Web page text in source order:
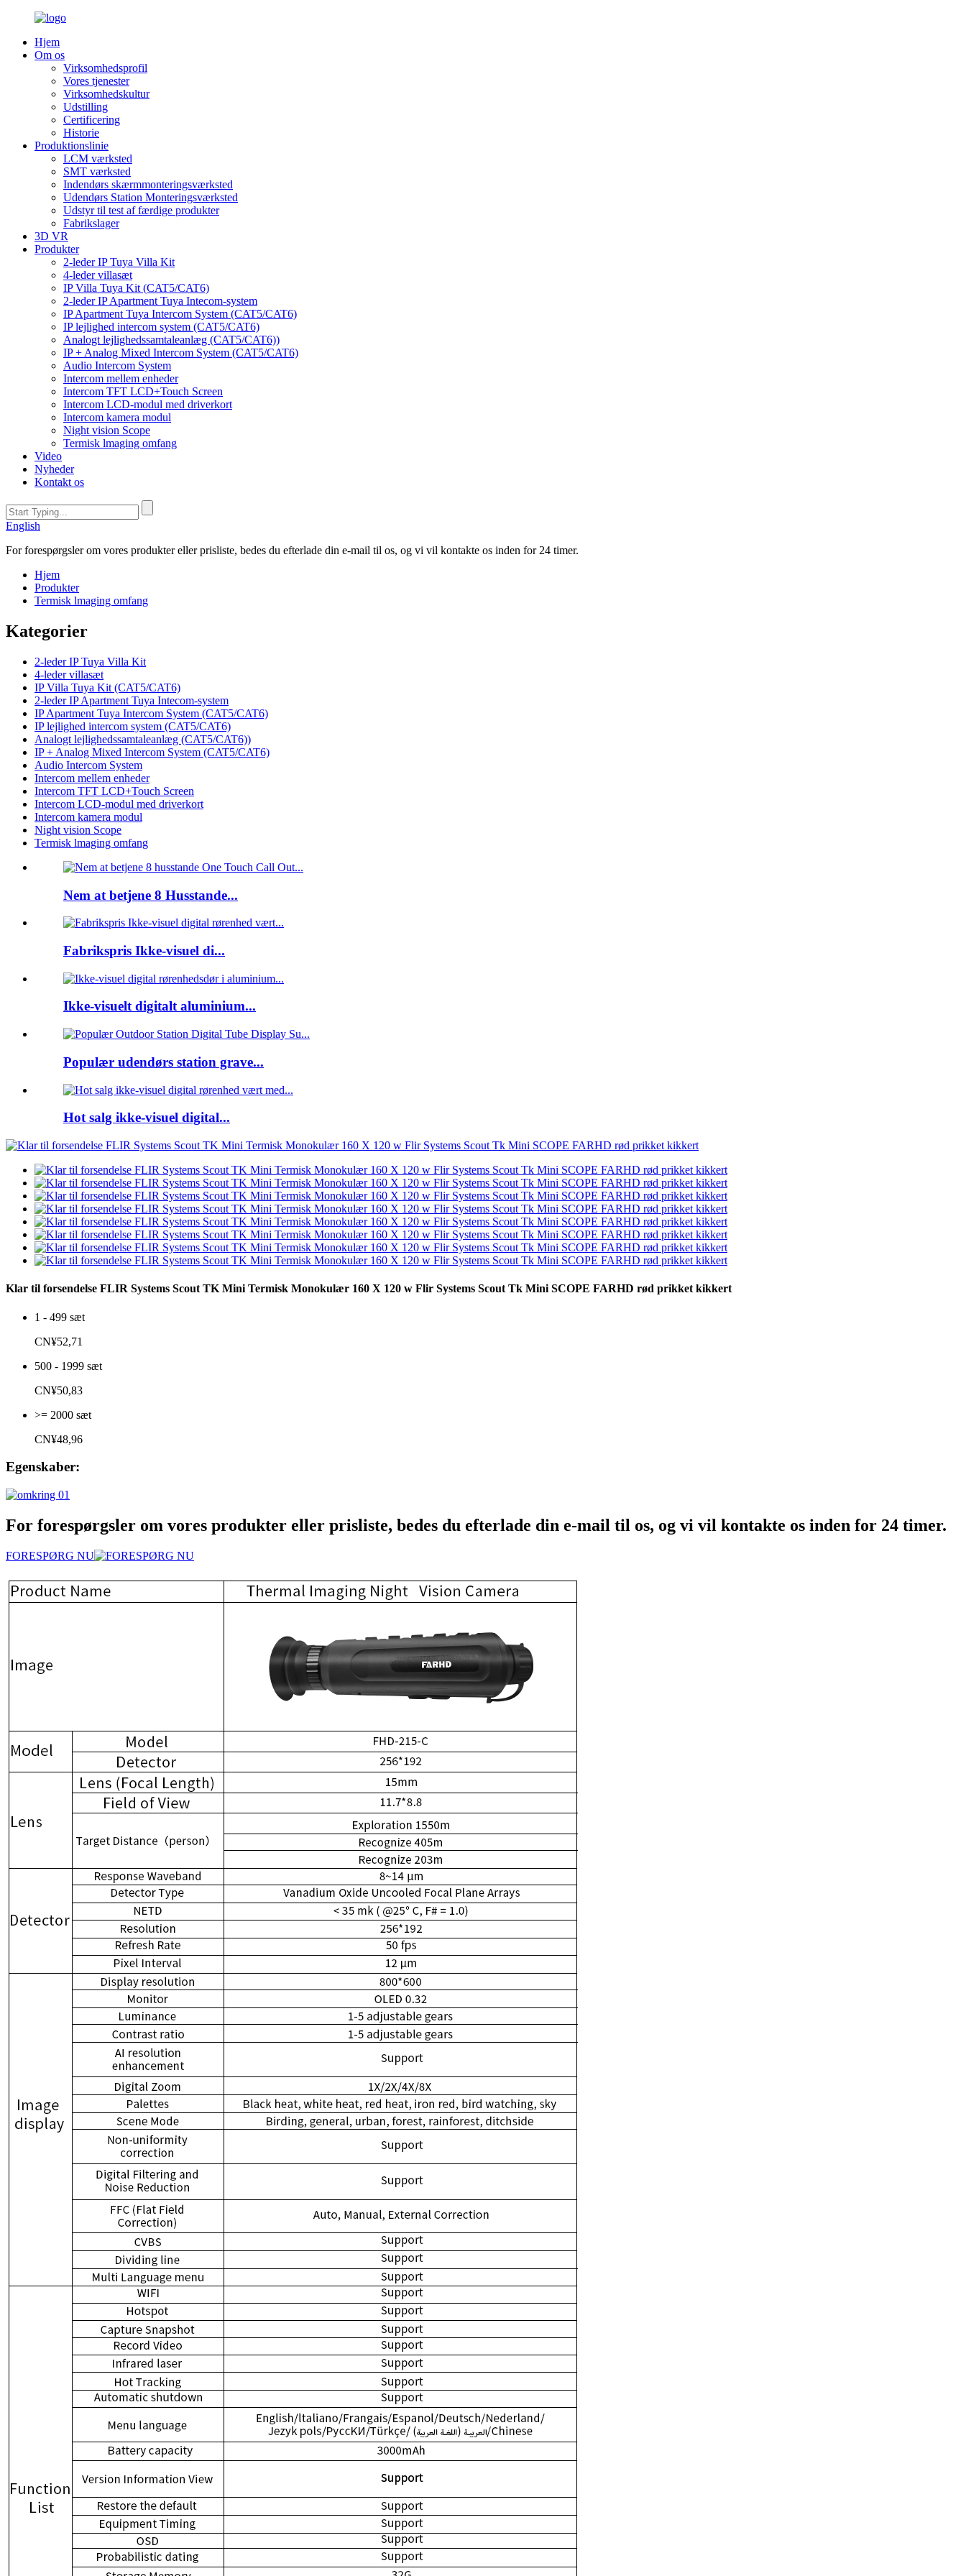
Hjem
Om os
Virksomhedsprofil
Vores tjenester
Virksomhedskultur
Udstilling
Certificering
Historie
Produktionslinie
LCM værksted
SMT værksted
Indendørs skærmmonteringsværksted
Udendørs Station Monteringsværksted
Udstyr til test af færdige produkter
Fabrikslager
3D VR
Produkter
2-leder IP Tuya Villa Kit
4-leder villasæt
IP Villa Tuya Kit (CAT5/CAT6)
2-leder IP Apartment Tuya Intecom-system
IP Apartment Tuya Intercom System (CAT5/CAT6)
IP lejlighed intercom system (CAT5/CAT6)
Analogt lejlighedssamtaleanlæg (CAT5/CAT6))
IP + Analog Mixed Intercom System (CAT5/CAT6)
Audio Intercom System
Intercom mellem enheder
Intercom TFT LCD+Touch Screen
Intercom LCD-modul med driverkort
Intercom kamera modul
Night vision Scope
Termisk lmaging omfang
Video
Nyheder
Kontakt os
English
For forespørgsler om vores produkter eller prisliste, bedes du efterlade din e-mail til os, og vi vil kontakte os inden for 24 timer.
Hjem
Produkter
Termisk lmaging omfang
Kategorier
2-leder IP Tuya Villa Kit
4-leder villasæt
IP Villa Tuya Kit (CAT5/CAT6)
2-leder IP Apartment Tuya Intecom-system
IP Apartment Tuya Intercom System (CAT5/CAT6)
IP lejlighed intercom system (CAT5/CAT6)
Analogt lejlighedssamtaleanlæg (CAT5/CAT6))
IP + Analog Mixed Intercom System (CAT5/CAT6)
Audio Intercom System
Intercom mellem enheder
Intercom TFT LCD+Touch Screen
Intercom LCD-modul med driverkort
Intercom kamera modul
Night vision Scope
Termisk lmaging omfang
Nem at betjene 8 Husstande...
Fabrikspris Ikke-visuel di...
Ikke-visuelt digitalt aluminium...
Populær udendørs station grave...
Hot salg ikke-visuel digital...
Klar til forsendelse FLIR Systems Scout TK Mini Termisk Monokulær 160 X 120 w Flir Systems Scout Tk Mini SCOPE FARHD rød prikket kikkert
1 - 499 sæt
CN¥52,71
500 - 1999 sæt
CN¥50,83
>= 2000 sæt
CN¥48,96
Egenskaber:
For forespørgsler om vores produkter eller prisliste, bedes du efterlade din e-mail til os, og vi vil kontakte os inden for 24 timer.
FORESPØRG NU